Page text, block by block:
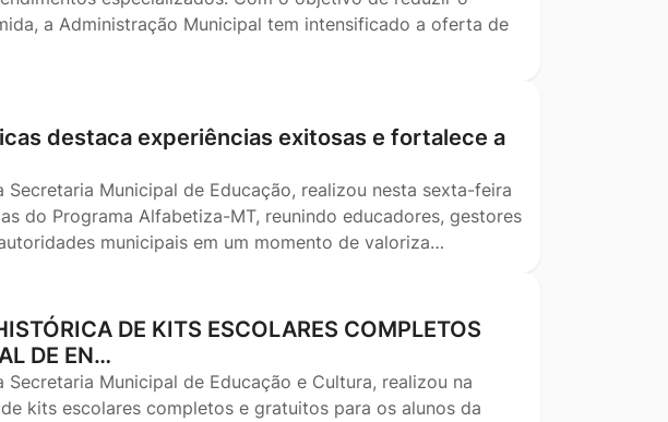
a Administração Municipal tem intensificado a oferta de
destaca experiências exitosas e fortalece a
Municipal de Educação, realizou nesta sexta-feira
do Programa Alfabetiza-MT, reunindo educadores, gestores
municipais em um momento de valoriza…
DE KITS ESCOLARES COMPLETOS
DE EN…
Municipal de Educação e Cultura, realizou na
kits escolares completos e gratuitos para os alunos da